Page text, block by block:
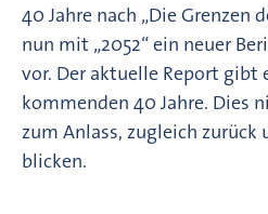
40 Jahre nach „Die Grenzen
nun mit „2052“ ein neuer
vor. Der aktuelle Report gibt
kommenden 40 Jahre. Dies
zum Anlass, zugleich zurück
blicken.